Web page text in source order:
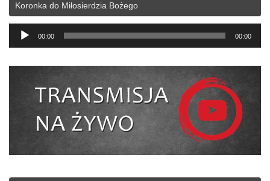
Koronka do Miłosierdzia Bożego
Odtwarzacz
plików
00:00 00:00